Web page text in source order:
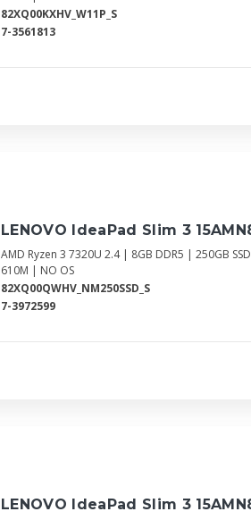
82XQ00KXHV_W11P_S
7-3561813
LENOVO IdeaPad Slim 3
AMD Ryzen 3 7320U 2.4 | 8GB DDR5 | 250GB
610M | NO OS
82XQ00QWHV_NM250SSD_S
7-3972599
LENOVO IdeaPad Slim 3